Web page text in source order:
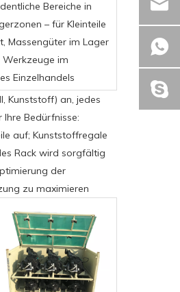
Bereiche in
– für Kleinteile
Massengüter im Lager
im
Einzelhandels
Kunststoff) an, jedes
Bedürfnisse:
auf; Kunststoffregale
Rack wird sorgfältig
der
zu maximieren